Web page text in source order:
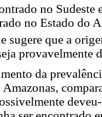
no Sudeste
no Estado do
sugere que a
provavelmente
da